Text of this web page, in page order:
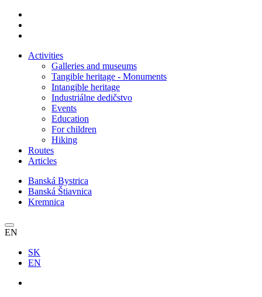
Activities
Galleries and museums
Tangible heritage - Monuments
Intangible heritage
Industriálne dedičstvo
Events
Education
For children
Hiking
Routes
Articles
Banská Bystrica
Banská Štiavnica
Kremnica
EN
SK
EN